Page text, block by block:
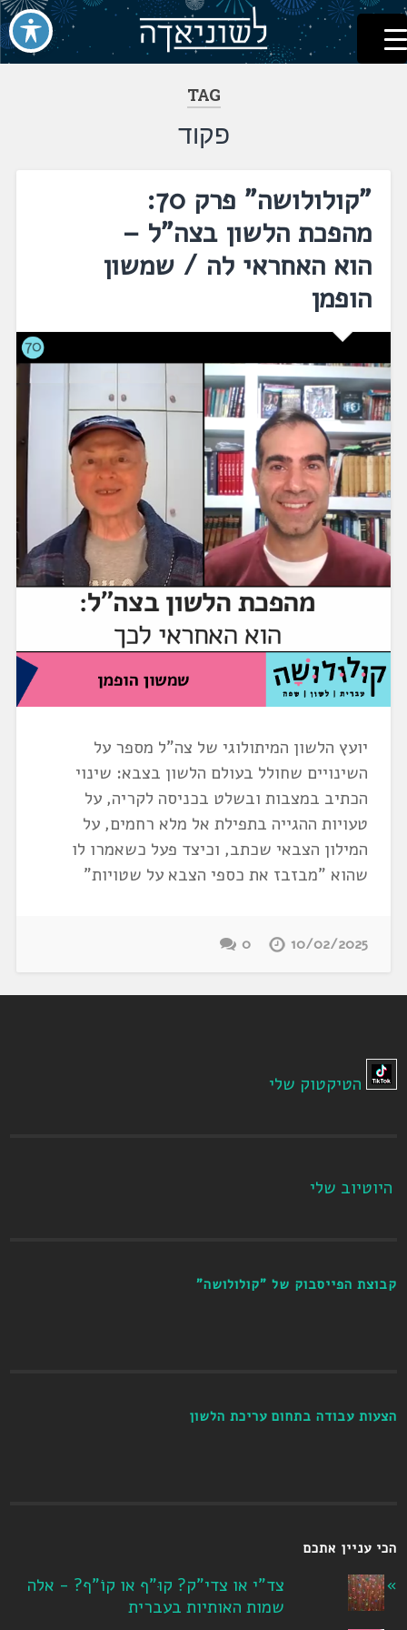
דלג
לתוכן
לשוניאדה
עברית. לשון. שפה
TAG
פקוד
"קולולושה" פרק 70:
מהפכת הלשון בצה"ל –
הוא האחראי לה / שמשון
הופמן
יועץ הלשון המיתולוגי של צה"ל מספר על
השינויים שחולל בעולם הלשון בצבא: שינוי
הכתיב במצבות ובשלט בכניסה לקריה, על
טעויות ההגייה בתפילת אל מלא רחמים, על
המילון הצבאי שכתב, וכיצד פעל כשאמרו לו
שהוא "מבזבז את כספי הצבא על שטויות"
10/02/2025
0
הטיקטוק שלי
היוטיוב שלי
קבוצת הפייסבוק של "קולולושה"
הצעות עבודה בתחום עריכת הלשון
הכי עניין אתכם
צד"י או צדי"ק? קוּ"ף או קוֹ"ף? - אלה
שמות האותיות בעברית